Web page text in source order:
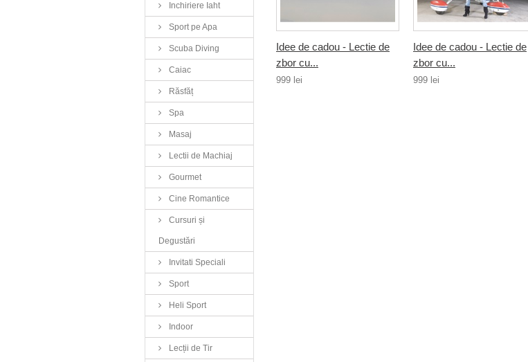
Inchiriere Iaht
Sport pe Apa
Scuba Diving
Caiac
Răsfăț
Spa
Masaj
Lectii de Machiaj
Gourmet
Cine Romantice
Cursuri și
Degustări
Invitati Speciali
Sport
Heli Sport
Indoor
Lecții de Tir
Idee de cadou - Lectie de
zbor cu...
999 lei
Idee de cadou - Lectie de
zbor cu...
999 lei